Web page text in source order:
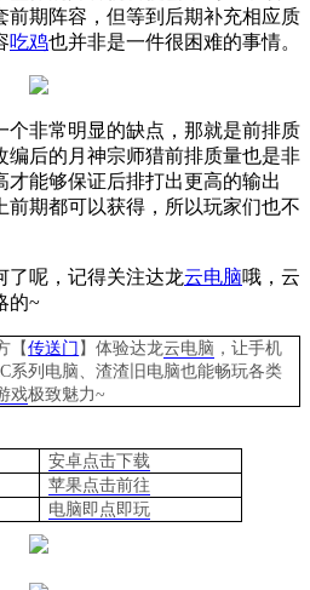
前期阵容，但等到后期补充相应质
吃鸡也并非是一件很困难的事情。
个非常明显的缺点，那就是前排质
编后的月神宗师猎前排质量也是非
能够保证后排打出更高的输出
前期都可以获得，所以玩家们也不
了呢，记得关注达龙云电脑哦，云
的~
【传送门 】体验达龙云电脑 ，让手机
系列电脑、渣渣旧电脑也能畅玩各类
戏极致魅力~
安卓点击下载
苹果点击前往
电脑即点即玩